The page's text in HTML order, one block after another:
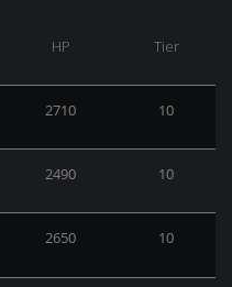
HP Tier
2710 10
2490 10
2650 10